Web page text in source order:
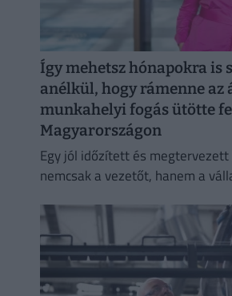
Így mehetsz hónapokra is
anélkül, hogy rámenne az
munkahelyi fogás ütötte
Magyarországon
Egy jól időzített és
nemcsak a vezetőt, hanem a